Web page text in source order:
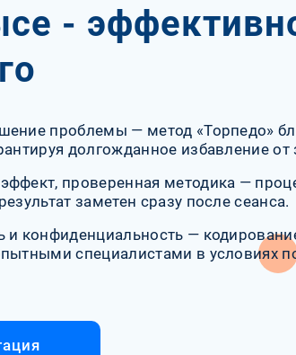
-
проблемы — метод «Торпедо»
долгожданное избавление от
проверенная методика —
заметен сразу после сеанса.
и конфиденциальность —
специалистами в условиях